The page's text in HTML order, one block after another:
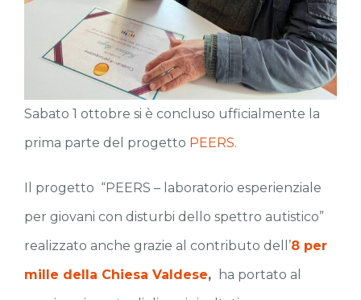
Sabato 1 ottobre si è concluso ufficialmente la
prima parte del progetto PEERS.
Il progetto “PEERS – laboratorio esperienziale
per giovani con disturbi dello spettro autistico”
realizzato anche grazie al contributo dell’8 per
mille della Chiesa Valdese,
ha portato al